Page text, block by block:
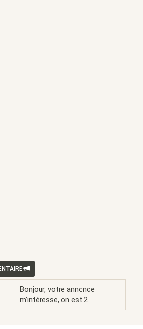
Bonjour, votre annonce
m’intéresse, on est 2